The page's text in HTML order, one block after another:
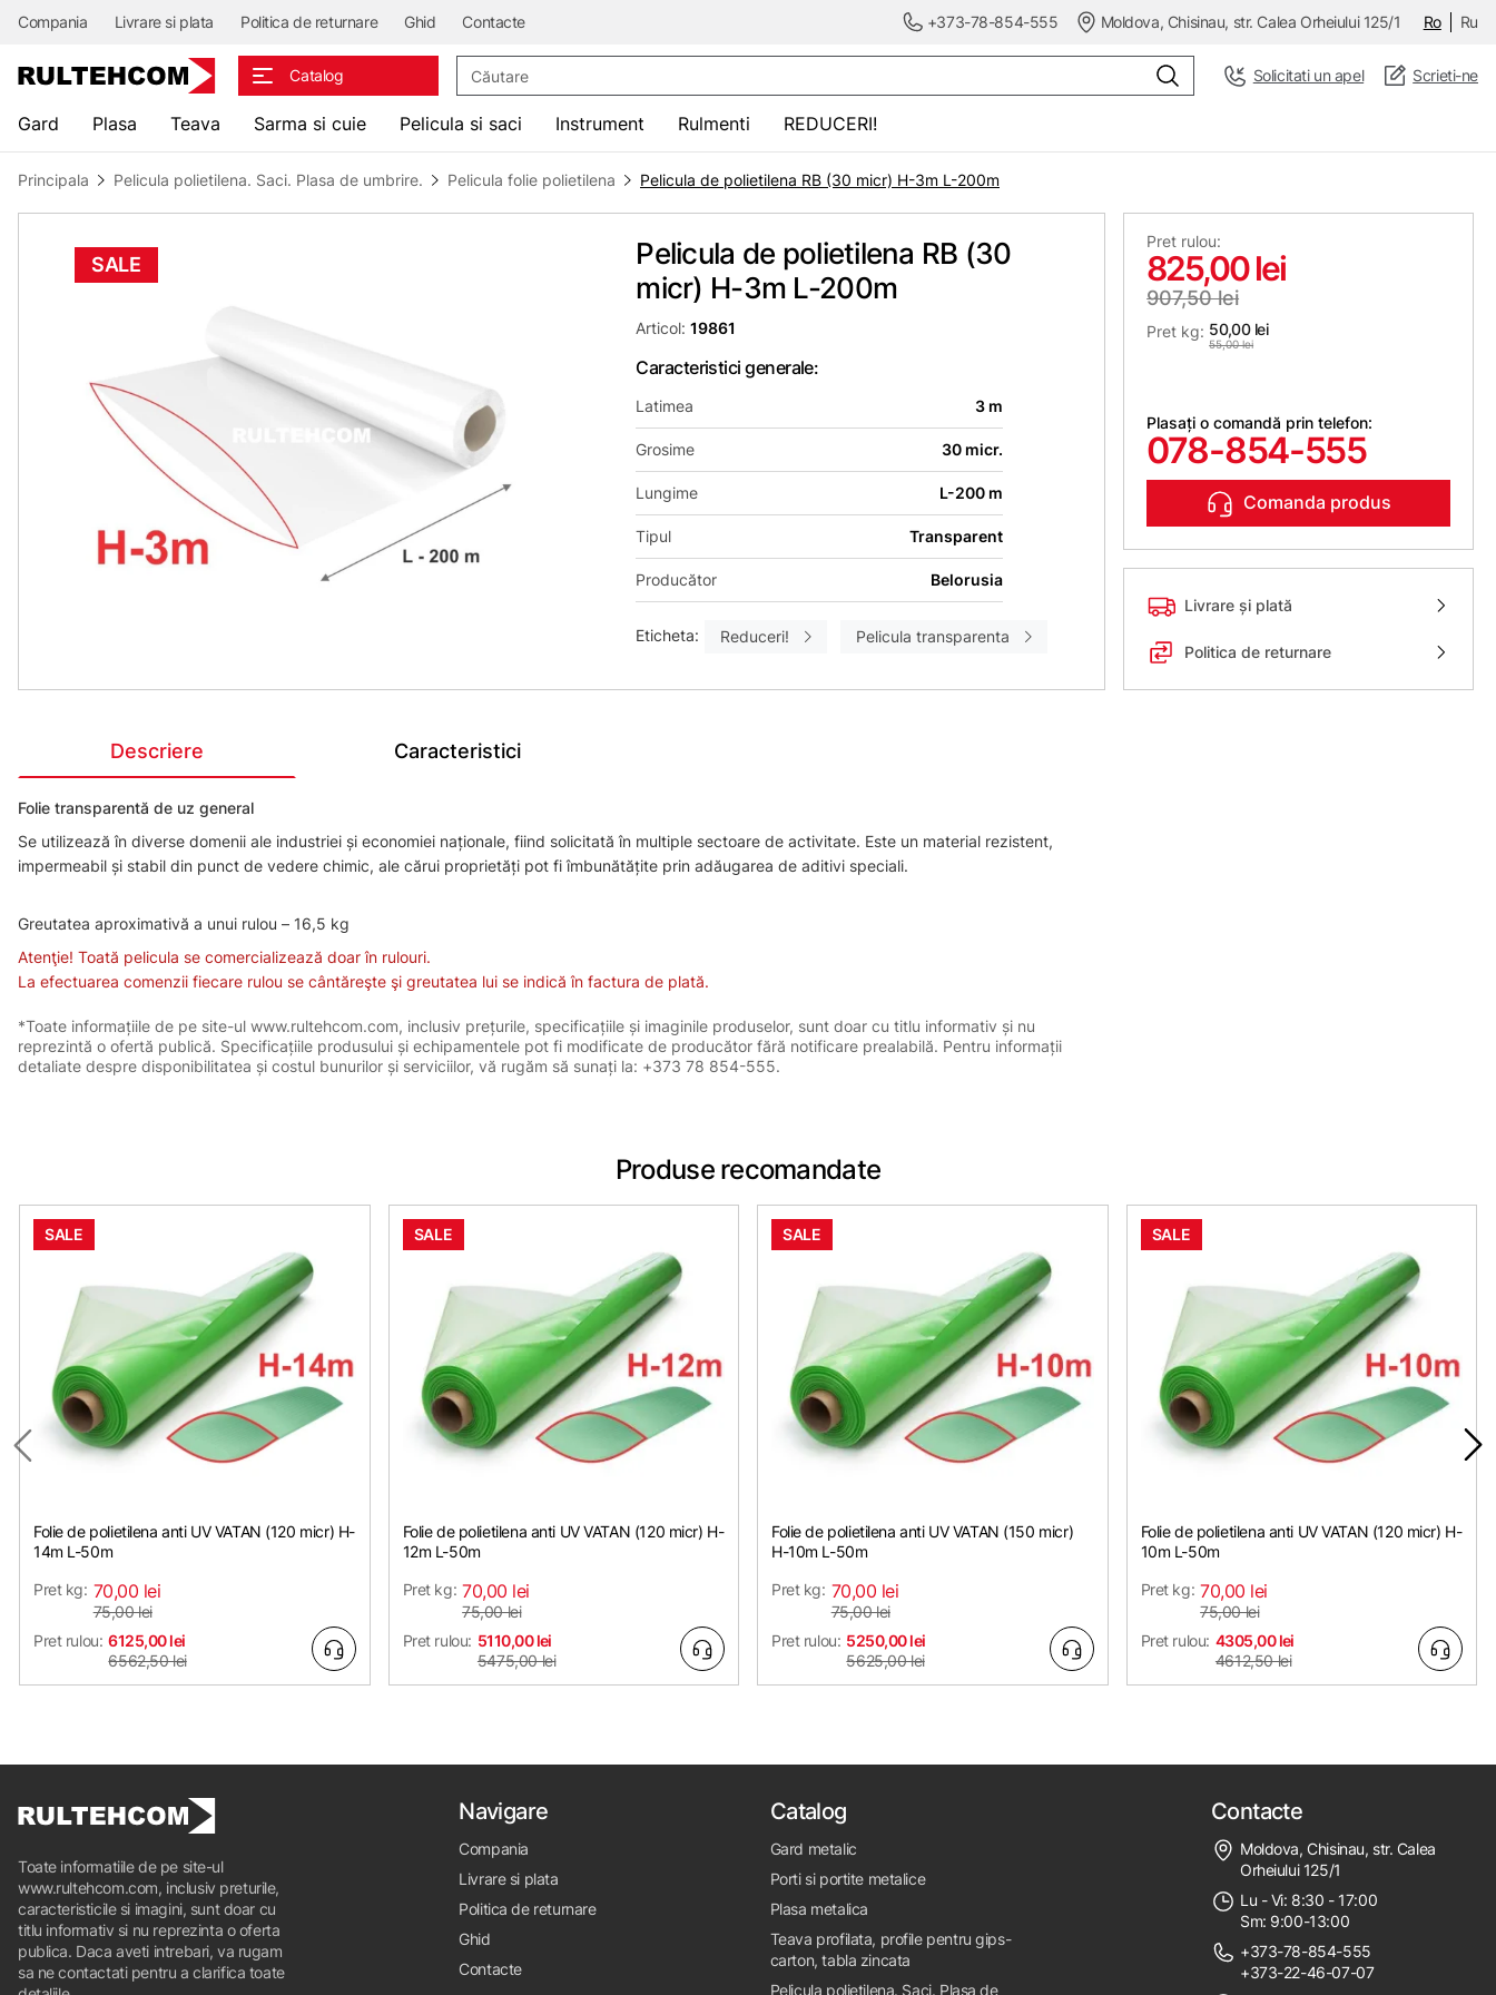
Compania Livrare si plata Politica de returnare Ghid Contacte +373-78-854-555 Moldova, Chisinau, str. Calea Orheiului 125/1 Ro Ru
Catalog Solicitati un apel Scrieti-ne
Gard Plasa Teava Sarma si cuie Pelicula si saci Instrument Rulmenti REDUCERI!
Principala Pelicula polietilena. Saci. Plasa de umbrire. Pelicula folie polietilena Pelicula de polietilena RB (30 micr) H-3m L-200m
SALE
Pelicula de polietilena RB (30
micr) H-3m L-200m
Articol:19861
Caracteristici generale:
Latimea 3 m
Grosime 30 micr.
Lungime L-200 m
Tipul Transparent
Producător Belorusia
Eticheta: Reduceri! Pelicula transparenta
Pret rulou:
825,00 lei
907,50 lei
Pret kg: 50,00 lei
55,00 lei
Plasați o comandă prin telefon:
078-854-555
Comanda produs
Livrare și plată
Politica de returnare
Descriere Caracteristici
Folie transparentă de uz general
Se utilizează în diverse domenii ale industriei și economiei naționale, fiind solicitată în multiple sectoare de activitate. Este un material rezistent,
impermeabil și stabil din punct de vedere chimic, ale cărui proprietăți pot fi îmbunătățite prin adăugarea de aditivi speciali.
Greutatea aproximativă a unui rulou – 16,5 kg
Atenţie! Toată pelicula se comercializează doar în rulouri.
La efectuarea comenzii fiecare rulou se cântăreşte şi greutatea lui se indică în factura de plată.
*Toate informațiile de pe site-ul www.rultehcom.com, inclusiv prețurile, specificațiile și imaginile produselor, sunt doar cu titlu informativ și nu
reprezintă o ofertă publică. Specificațiile produsului și echipamentele pot fi modificate de producător fără notificare prealabilă. Pentru informații
detaliate despre disponibilitatea și costul bunurilor și serviciilor, vă rugăm să sunați la: +373 78 854-555.
Produse recomandate
SALE
Folie de polietilena anti UV VATAN (120 micr) H-
14m L-50m
Pret kg: 70,00 lei
75,00 lei
Pret rulou: 6125,00 lei
6562,50 lei
SALE
Folie de polietilena anti UV VATAN (120 micr) H-
12m L-50m
Pret kg: 70,00 lei
75,00 lei
Pret rulou: 5110,00 lei
5475,00 lei
SALE
Folie de polietilena anti UV VATAN (150 micr)
H-10m L-50m
Pret kg: 70,00 lei
75,00 lei
Pret rulou: 5250,00 lei
5625,00 lei
SALE
Folie de polietilena anti UV VATAN (120 micr) H-
10m L-50m
Pret kg: 70,00 lei
75,00 lei
Pret rulou: 4305,00 lei
4612,50 lei
Toate informatiile de pe site-ul
www.rultehcom.com, inclusiv preturile,
caracteristicile si imagini, sunt doar cu
titlu informativ si nu reprezinta o oferta
publica. Daca aveti intrebari, va rugam
sa ne contactati pentru a clarifica toate
Navigare
Compania
Livrare si plata
Politica de returnare
Ghid
Contacte
Catalog
Gard metalic
Porti si portite metalice
Plasa metalica
Teava profilata, profile pentru gips-
carton, tabla zincata
Pelicula polietilena. Saci. Plasa de
Contacte
Moldova, Chisinau, str. Calea
Orheiului 125/1
Lu - Vi: 8:30 - 17:00
Sm: 9:00-13:00
+373-78-854-555
+373-22-46-07-07